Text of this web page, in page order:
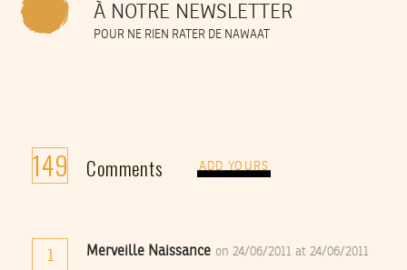
À NOTRE NEWSLETTER
POUR NE RIEN RATER DE NAWAAT
149 Comments ADD YOURS
1 Merveille Naissance on 24/06/2011 at 24/06/2011